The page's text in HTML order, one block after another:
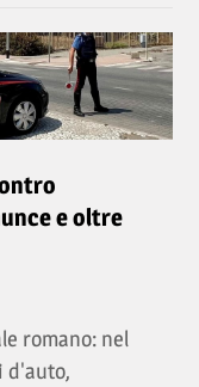
e oltre
romano: nel
d'auto,